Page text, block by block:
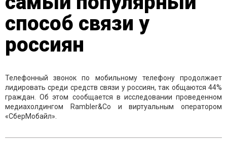
способ связи у
россиян
Телефонный звонок по мобильному телефону продолжает
лидировать среди средств связи у россиян, так общаются 44%
граждан. Об этом сообщается в исследовании проведенном
медиахолдингом Rambler&Co и виртуальным оператором
«СберМобайл».